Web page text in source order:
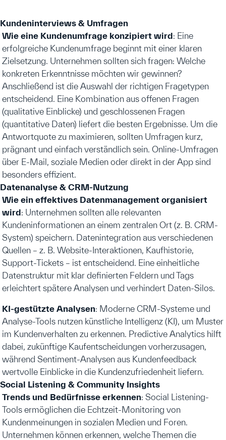
Kundeninterviews & Umfragen
Wie eine Kundenumfrage konzipiert wird: Eine
erfolgreiche Kundenumfrage beginnt mit einer klaren
Zielsetzung. Unternehmen sollten sich fragen: Welche
konkreten Erkenntnisse möchten wir gewinnen?
Anschließend ist die Auswahl der richtigen Fragetypen
entscheidend. Eine Kombination aus offenen Fragen
(qualitative Einblicke) und geschlossenen Fragen
(quantitative Daten) liefert die besten Ergebnisse. Um die
Antwortquote zu maximieren, sollten Umfragen kurz,
prägnant und einfach verständlich sein. Online-Umfragen
über E-Mail, soziale Medien oder direkt in der App sind
besonders effizient.
Datenanalyse & CRM-Nutzung
Wie ein effektives Datenmanagement organisiert
wird: Unternehmen sollten alle relevanten
Kundeninformationen an einem zentralen Ort (z. B. CRM-
System) speichern. Datenintegration aus verschiedenen
Quellen – z. B. Website-Interaktionen, Kaufhistorie,
Support-Tickets – ist entscheidend. Eine einheitliche
Datenstruktur mit klar definierten Feldern und Tags
erleichtert spätere Analysen und verhindert Daten-Silos.
KI-gestützte Analysen: Moderne CRM-Systeme und
Analyse-Tools nutzen künstliche Intelligenz (KI), um Muster
im Kundenverhalten zu erkennen. Predictive Analytics hilft
dabei, zukünftige Kaufentscheidungen vorherzusagen,
während Sentiment-Analysen aus Kundenfeedback
wertvolle Einblicke in die Kundenzufriedenheit liefern.
Social Listening & Community Insights
Trends und Bedürfnisse erkennen: Social Listening-
Tools ermöglichen die Echtzeit-Monitoring von
Kundenmeinungen in sozialen Medien und Foren.
Unternehmen können erkennen, welche Themen die